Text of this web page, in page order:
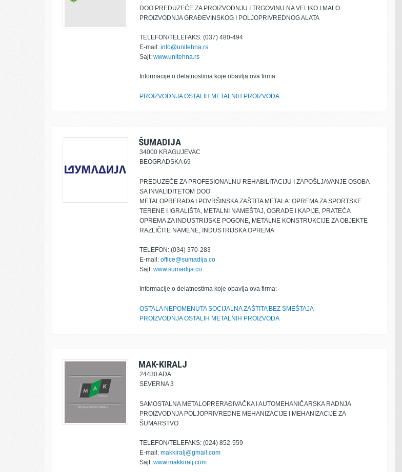
DOO PREDUZEĆE ZA PROIZVODNJU I TRGOVINU NA VELIKO I MALO
PROIZVODNJA GRAĐEVINSKOG I POLJOPRIVREDNOG ALATA
TELEFON/TELEFAKS: (037) 480-494
E-mail: info@unitehna.rs
Sajt: www.unitehna.rs
Informacije o delatnostima koje obavlja ova firma:
PROIZVODNJA OSTALIH METALNIH PROIZVODA
ŠUMADIJA
34000 KRAGUJEVAC
BEOGRADSKA 69
PREDUZEĆE ZA PROFESIONALNU REHABILITACIJU I ZAPOŠLJAVANJE OSOBA
SA INVALIDITETOM DOO
METALOPRERADA I POVRŠINSKA ZAŠTITA METALA: OPREMA ZA SPORTSKE
TERENE I IGRALIŠTA, METALNI NAMEŠTAJ, OGRADE I KAPIJE, PRATEĆA
OPREMA ZA INDUSTRIJSKE POGONE, METALNE KONSTRUKCIJE ZA OBJEKTE
RAZLIČITE NAMENE, INDUSTRIJSKA OPREMA
TELEFON: (034) 370-283
E-mail: office@sumadija.co
Sajt: www.sumadija.co
Informacije o delatnostima koje obavlja ova firma:
OSTALA NEPOMENUTA SOCIJALNA ZAŠTITA BEZ SMEŠTAJA
PROIZVODNJA OSTALIH METALNIH PROIZVODA
MAK-KIRALJ
24430 ADA
SEVERNA 3
SAMOSTALNA METALOPRERAĐIVAČKA I AUTOMEHANIČARSKA RADNJA
PROIZVODNJA POLJOPRIVREDNE MEHANIZACIJE I MEHANIZACIJE ZA
ŠUMARSTVO
TELEFON/TELEFAKS: (024) 852-559
E-mail: makkiralj@gmail.com
Sajt: www.makkiralj.com